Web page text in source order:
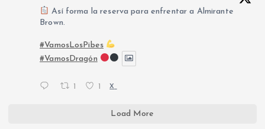
Así forma la reserva para enfrentar a Almirante
Brown.
#VamosLosPibes
#VamosDragón
X
Load More